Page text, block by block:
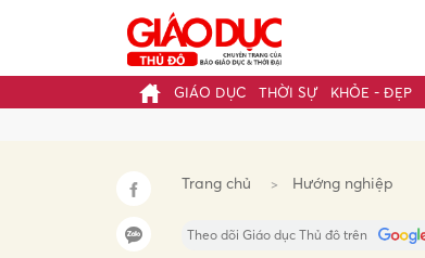
GIÁO DỤC THỜI SỰ KHỎE - ĐẸP
Trang chủ Hướng nghiệp
Theo dõi Giáo dục Thủ đô trên